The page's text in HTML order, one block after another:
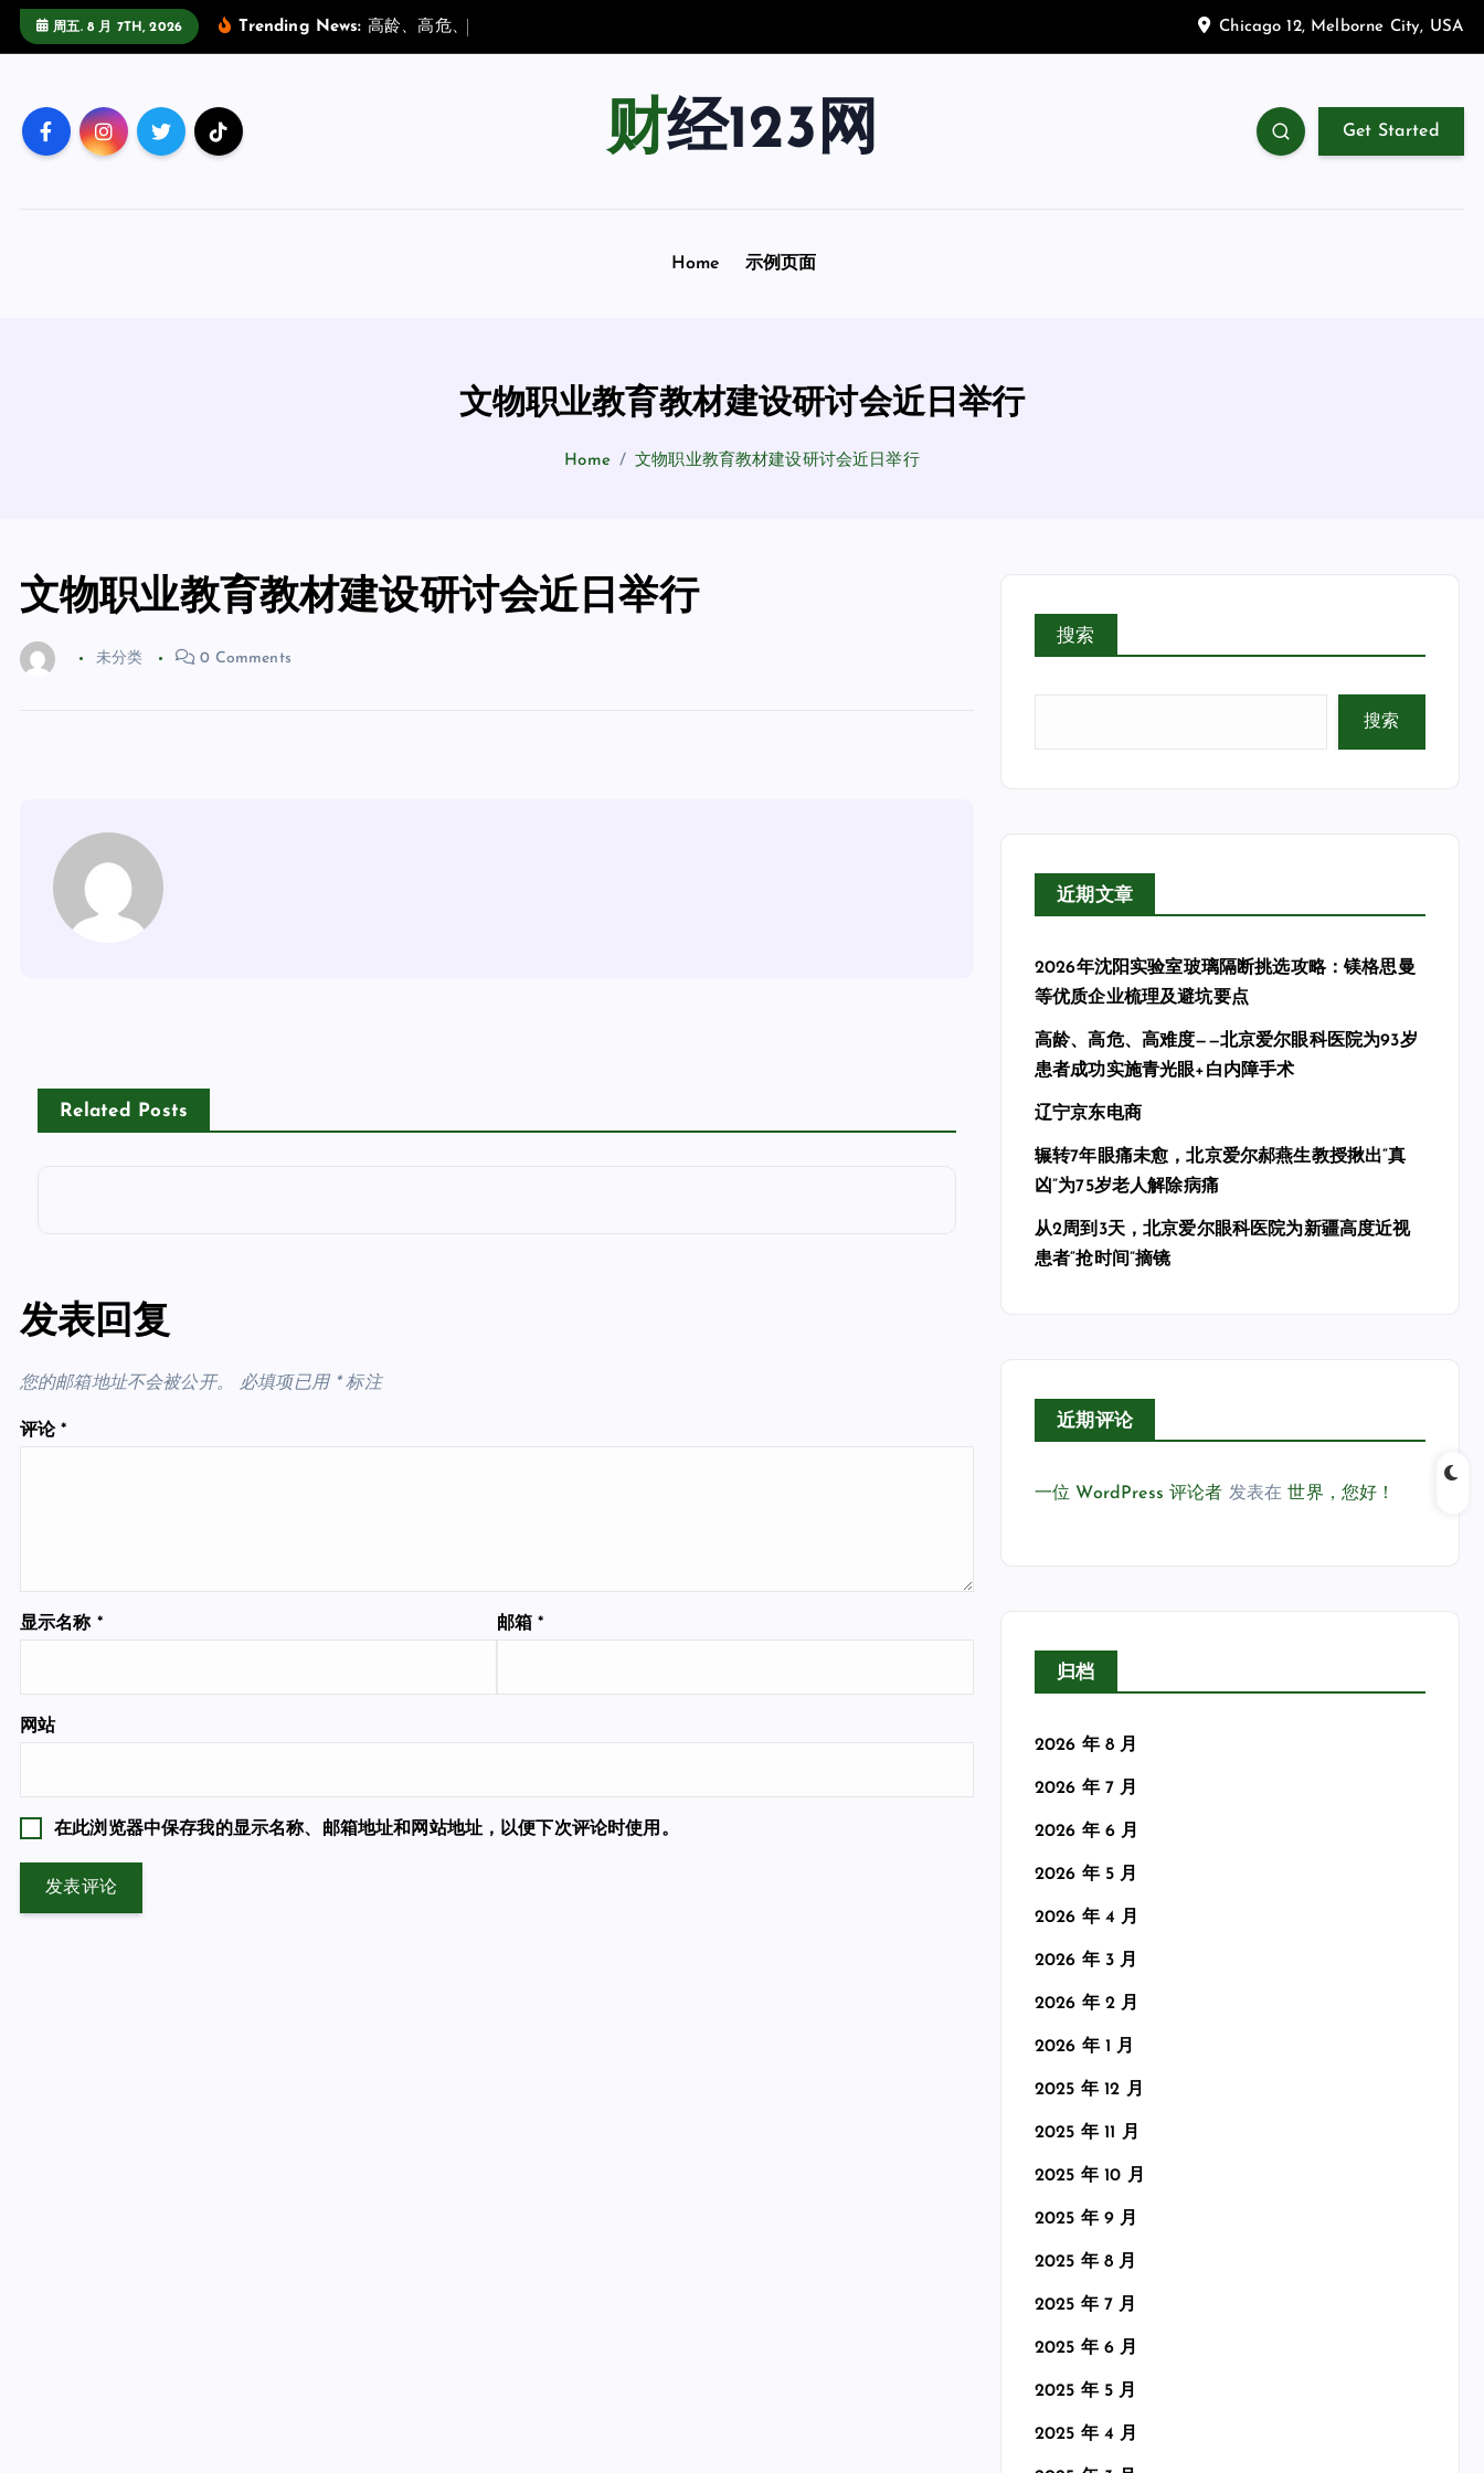
周五. 8 月 7TH, 2026 Trending News: 高龄、 高危、 Chicago 12, Melborne City, USA
财经123网 Get Started
Home 示例页面
文物职业教育教材建设研讨会近日举行
Home 文物职业教育教材建设研讨会近日举行
文物职业教育教材建设研讨会近日举行
未分类 0 Comments
Related Posts
发表回复
您的邮箱地址不会被公开。 必填项已用 *标注
评论*
显示名称 * 邮箱*
网站
在此浏览器中保存我的显示名称、邮箱地址和网站地址，以便下次评论时使用。
搜索
搜索
近期文章
2026年沈阳实验室玻璃隔断挑选攻略：镁格思曼
等优质企业梳理及避坑要点
高龄、高危、高难度——北京爱尔眼科医院为93岁
患者成功实施青光眼+白内障手术
辽宁京东电商
辗转7年眼痛未愈，北京爱尔郝燕生教授揪出“真
凶”为75岁老人解除病痛
从2周到3天，北京爱尔眼科医院为新疆高度近视
患者“抢时间”摘镜
近期评论
一位 WordPress 评论者 发表在世界，您好！
归档
2026 年 8 月
2026 年 7 月
2026 年 6 月
2026 年 5 月
2026 年 4 月
2026 年 3 月
2026 年 2 月
2026 年 1 月
2025 年 12 月
2025 年 11 月
2025 年 10 月
2025 年 9 月
2025 年 8 月
2025 年 7 月
2025 年 6 月
2025 年 5 月
2025 年 4 月